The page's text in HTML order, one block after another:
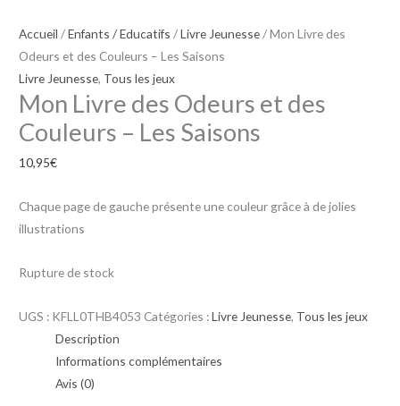
Accueil /Enfants / Educatifs /Livre Jeunesse/ Mon Livre des
Odeurs et des Couleurs – Les Saisons
Livre Jeunesse, Tous les jeux
Mon Livre des Odeurs et des
Couleurs – Les Saisons
10,95€
Chaque page de gauche présente une couleur grâce à de jolies
illustrations
Rupture de stock
UGS : KFLL0THB4053 Catégories :Livre Jeunesse, Tous les jeux
Description
Informations complémentaires
Avis (0)